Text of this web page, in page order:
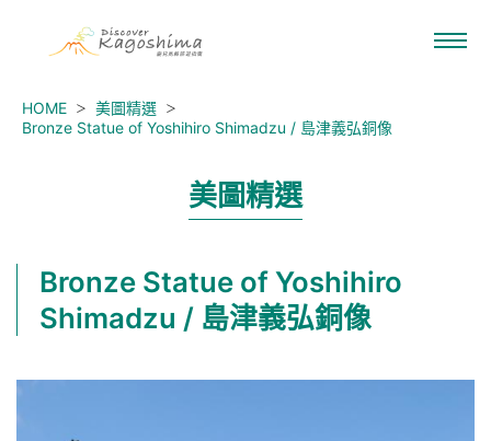
HOME
美圖精選
Bronze Statue of Yoshihiro Shimadzu / 島津義弘銅像
美圖精選
Bronze Statue of Yoshihiro
Shimadzu / 島津義弘銅像